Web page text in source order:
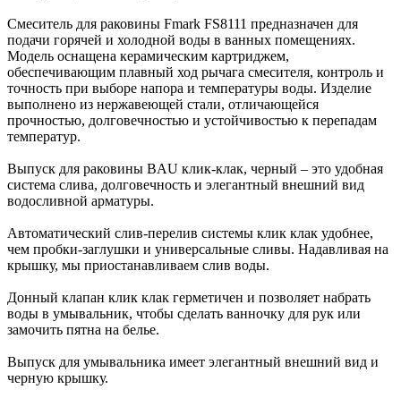
Смеситель для раковины Fmark FS8111 предназначен для
подачи горячей и холодной воды в ванных помещениях.
Модель оснащена керамическим картриджем,
обеспечивающим плавный ход рычага смесителя, контроль и
точность при выборе напора и температуры воды. Изделие
выполнено из нержавеющей стали, отличающейся
прочностью, долговечностью и устойчивостью к перепадам
температур.
Выпуск для раковины BAU клик-клак, черный – это удобная
система слива, долговечность и элегантный внешний вид
водосливной арматуры.
Автоматический слив-перелив системы клик клак удобнее,
чем пробки-заглушки и универсальные сливы. Надавливая на
крышку, мы приостанавливаем слив воды.
Донный клапан клик клак герметичен и позволяет набрать
воды в умывальник, чтобы сделать ванночку для рук или
замочить пятна на белье.
Выпуск для умывальника имеет элегантный внешний вид и
черную крышку.